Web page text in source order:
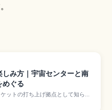
しみ方｜宇宙センターと南
めぐる
ットの打ち上げ拠点として知られ
ンターと、透明度の高い海・ビー